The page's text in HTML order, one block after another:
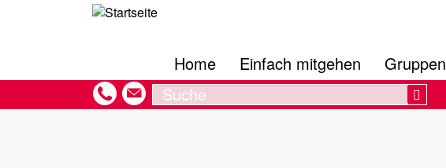
Hauptnavigation
Home Einfach mitgehen Gruppen
Search Search